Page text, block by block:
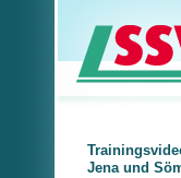
Jena und